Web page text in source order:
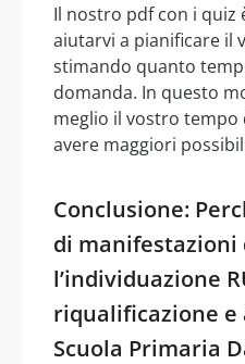
Il nostro pdf con i
aiutarvi a pianificare il
stimando quanto
domanda. In questo
meglio il vostro tempo
avere maggiori
Conclusione:
di
l’individuazione
riqualificazione
Scuola Primaria